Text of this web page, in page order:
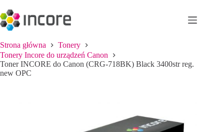
do
treści
Strona główna
Tonery
Tonery Incore do urządzeń Canon
Toner INCORE do Canon (CRG-718BK) Black 3400str reg.
new OPC